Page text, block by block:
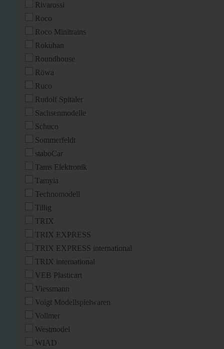
Rivarossi
Roco
Roco Minitrains
Rokuhan
Roundhouse
Röwa
Ruco
Rudolf Spitaler
Sachsenmodelle
Schuco
Sommerfeldt
staboCar
Tams Elektronik
Tamyia
Technomodell
Tillig
TRIX
TRIX EXPRESS
TRIX EXPRESS international
TRIX international
VEB Plasticart
Viessmann
Voigt Modellspielwaren
Vollmer
Westmodel
WIAD